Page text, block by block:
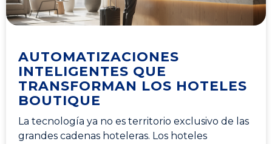
AUTOMATIZACIONES
INTELIGENTES QUE
TRANSFORMAN LOS HOTELES
BOUTIQUE
La tecnología ya no es territorio exclusivo de las
grandes cadenas hoteleras. Los hoteles